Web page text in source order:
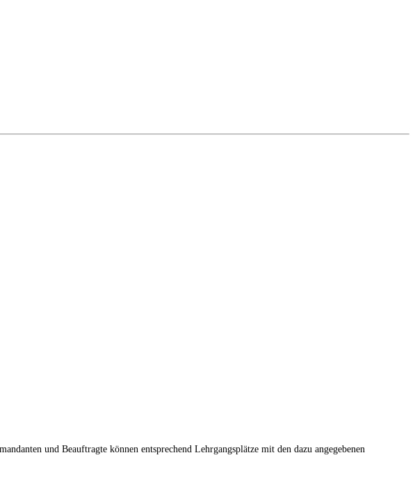
und Beauftragte können entsprechend Lehrgangsplätze mit den dazu angegebenen